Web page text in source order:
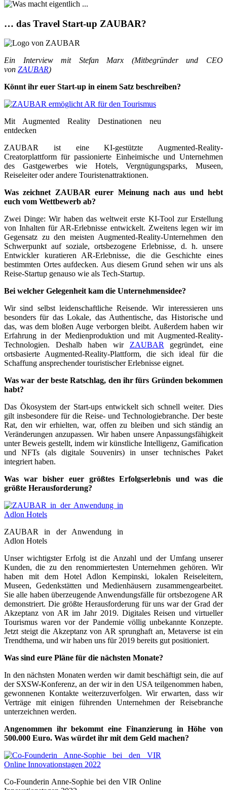
… das Travel Start-up ZAUBAR?
Ein Interview mit Stefan Marx (Mitbegründer und CEO
von ZAUBAR)
Könnt ihr euer Start-up in einem Satz beschreiben?
Mit Augmented Reality Destinationen neu
entdecken
ZAUBAR ist eine KI-gestützte Augmented-Reality-
Creatorplattform für passionierte Einheimische und Unternehmen
des Gastgewerbes wie Hotels, Vergnügungsparks, Museen,
Reiseleiter oder andere Touristenattraktionen.
Was zeichnet ZAUBAR eurer Meinung nach aus und hebt
euch vom Wettbewerb ab?
Zwei Dinge: Wir haben das weltweit erste KI-Tool zur Erstellung
von Inhalten für AR-Erlebnisse entwickelt. Zweitens legen wir im
Gegensatz zu den meisten Augmented-Reality-Unternehmen den
Schwerpunkt auf soziale, ortsbezogene Erlebnisse, d. h. unsere
Entwickler kuratieren AR-Erlebnisse, die die Geschichte eines
bestimmten Ortes aufdecken. Aus diesem Grund sehen wir uns als
Reise-Startup genauso wie als Tech-Startup.
Bei welcher Gelegenheit kam die Unternehmensidee?
Wir sind selbst leidenschaftliche Reisende. Wir interessieren uns
besonders für das Lokale, das Authentische, das Historische und
das, was dem bloßen Auge verborgen bleibt. Außerdem haben wir
Erfahrung in der Medienproduktion und mit Augmented-Reality-
Technologien. Deshalb haben wir ZAUBARgegründet, eine
ortsbasierte Augmented-Reality-Plattform, die sich ideal für die
Schaffung ansprechender touristischer Erlebnisse eignet.
Was war der beste Ratschlag, den ihr fürs Gründen bekommen
habt?
Das Ökosystem der Start-ups entwickelt sich schnell weiter. Dies
gilt insbesondere für die Reise- und Technologiebranche. Der beste
Rat, den wir erhielten, war, offen zu bleiben und sich ständig an
Veränderungen anzupassen. Wir haben unsere Anpassungsfähigkeit
unter Beweis gestellt, indem wir künstliche Intelligenz, Gamification
und NFTs (als digitale Souvenirs) in unser technisches Paket
integriert haben.
Was war bisher euer größtes Erfolgserlebnis und was die
größte Herausforderung?
ZAUBAR in der Anwendung in
Adlon Hotels
Unser wichtigster Erfolg ist die Anzahl und der Umfang unserer
Kunden, die zu den renommiertesten Unternehmen gehören. Wir
haben mit dem Hotel Adlon Kempinski, lokalen Reiseleitern,
Museen, Gedenkstätten und Medienhäusern zusammengearbeitet.
Sie alle haben überzeugende Anwendungsfälle für ortsbezogene AR
demonstriert. Die größte Herausforderung für uns war der Grad der
Akzeptanz von AR im Jahr 2019. Digitales Reisen und virtueller
Tourismus waren vor der Pandemie völlig unbekannte Konzepte.
Jetzt steigt die Akzeptanz von AR sprunghaft an, Metaverse ist ein
Trendthema, und wir haben uns für 2019 bereits gut positioniert.
Was sind eure Pläne für die nächsten Monate?
In den nächsten Monaten werden wir damit beschäftigt sein, die auf
der SXSW-Konferenz, an der wir in den USA teilgenommen haben,
gewonnenen Kontakte weiterzuverfolgen. Wir erwarten, dass wir
Verträge mit einigen führenden Unternehmen der Reisebranche
unterzeichnen werden.
Angenommen ihr bekommt eine Finanzierung in Höhe von
500.000 Euro. Was würdet ihr mit dem Geld machen?
Co-Founderin Anne-Sophie bei den VIR Online